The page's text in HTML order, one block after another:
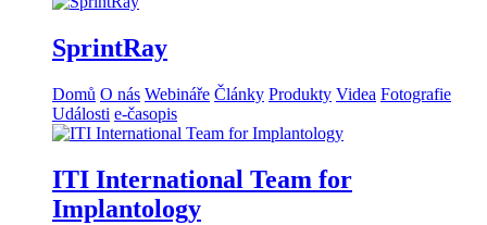
SprintRay
Domů O nás Webináře Články Produkty Videa Fotografie
Události e-časopis
ITI International Team for
Implantology